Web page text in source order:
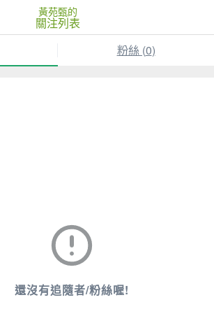
黃苑甄的
關注列表
粉絲 (0)
還沒有追隨者/粉絲喔!